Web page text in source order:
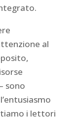
al
sono
i lettori